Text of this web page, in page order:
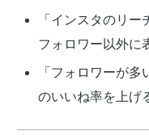
「 インスタのリー
フォロワー以外に
「 フォロワーが多
のいいね率を上げ